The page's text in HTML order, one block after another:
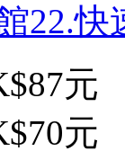
22.快
元
元